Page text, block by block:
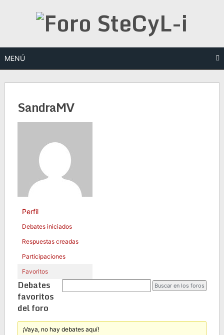
MENÚ
SandraMV
Perfil
Debates iniciados
Respuestas creadas
Participaciones
Favoritos
Debates
favoritos
del foro
¡Vaya, no hay debates aquí!